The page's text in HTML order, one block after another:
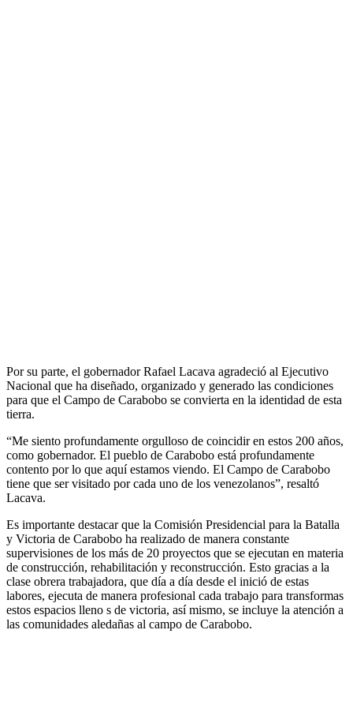
Por su parte, el gobernador Rafael Lacava agradeció al Ejecutivo
Nacional que ha diseñado, organizado y generado las condiciones
para que el Campo de Carabobo se convierta en la identidad de esta
tierra.
“Me siento profundamente orgulloso de coincidir en estos 200 años,
como gobernador. El pueblo de Carabobo está profundamente
contento por lo que aquí estamos viendo. El Campo de Carabobo
tiene que ser visitado por cada uno de los venezolanos”, resaltó
Lacava.
Es importante destacar que la Comisión Presidencial para la Batalla
y Victoria de Carabobo ha realizado de manera constante
supervisiones de los más de 20 proyectos que se ejecutan en materia
de construcción, rehabilitación y reconstrucción. Esto gracias a la
clase obrera trabajadora, que día a día desde el inició de estas
labores, ejecuta de manera profesional cada trabajo para transformas
estos espacios lleno s de victoria, así mismo, se incluye la atención a
las comunidades aledañas al campo de Carabobo.